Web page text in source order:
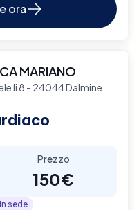
ora
MARIANO
Ii 8 - 24044 Dalmine
Prezzo
150€
sede